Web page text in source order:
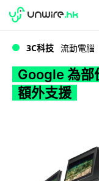
WWDC 2026
3C科技 流動電腦
Google 為部
額外支援